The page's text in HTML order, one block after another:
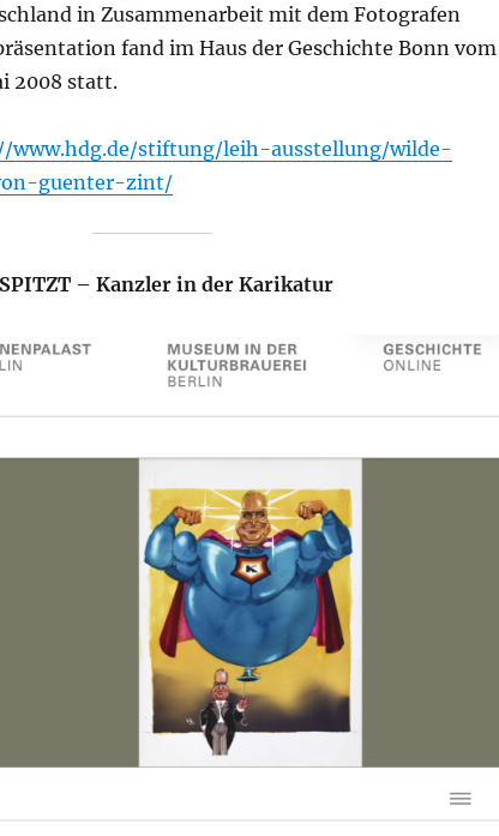
in Zusammenarbeit mit dem Fotografen
fand im Haus der Geschichte Bonn vom
2008 statt.
www.hdg.de/stiftung/leih-ausstellung/wilde-
guenter-zint/
– Kanzler in der Karikatur